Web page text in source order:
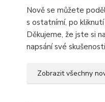
Nově se můžete
s ostatnímí, po kliknutí
Děkujeme, že jste si
napsání své
Zobrazit všechny